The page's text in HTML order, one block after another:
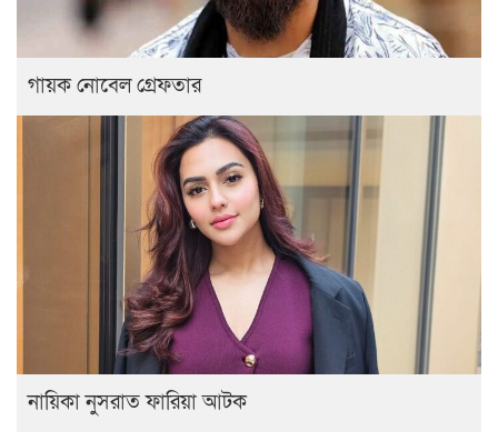
গায়ক নোবেল গ্রেফতার
নায়িকা নুসরাত ফারিয়া আটক